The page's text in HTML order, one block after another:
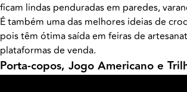
ficam lindas penduradas em paredes,
É também uma das melhores ideias de
pois têm ótima saída em feiras de
plataformas de venda.
Porta-copos, Jogo Americano e